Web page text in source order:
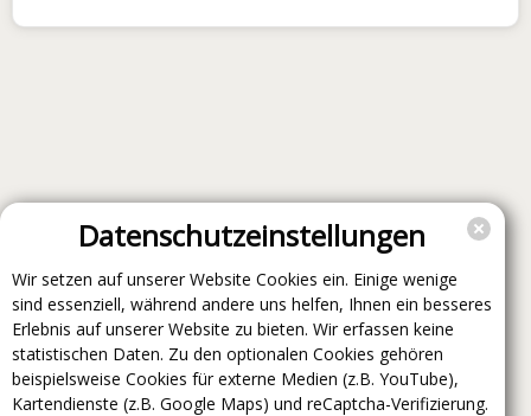
Datenschutzeinstellungen
Wir setzen auf unserer Website Cookies ein. Einige wenige
sind essenziell, während andere uns helfen, Ihnen ein besseres
Erlebnis auf unserer Website zu bieten. Wir erfassen keine
statistischen Daten. Zu den optionalen Cookies gehören
beispielsweise Cookies für externe Medien (z.B. YouTube),
Kartendienste (z.B. Google Maps) und reCaptcha-Verifizierung.